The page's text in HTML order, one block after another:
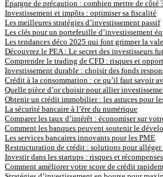
Épargne de précaution : combien mettre de côté
Investissement et impôts : optimiser sa fiscalité
Les meilleures stratégies d’investissement passif
Les clés pour un portefeuille d’investissement
Les tendances déco 2025 qui font grimper la
Découvrez le PEA : Le secret des investisseurs
Comprendre le trading de CFD : risques et
Investissement durable : choisir des fonds
Crédit à la consommation : ce qu’il faut savoir
Quelle pièce d’or choisir pour allier
Obtenir un crédit immobilier : les astuces pour
La sécurité bancaire à l’ère du numérique
Comparer les taux d’intérêt : économiser sur
Comment les banques peuvent soutenir le
Les services bancaires innovants pour les PME
Restructuration de crédit : solutions pour alléger
Investir dans les startups : risques et récompenses
Comment améliorer votre score de crédit